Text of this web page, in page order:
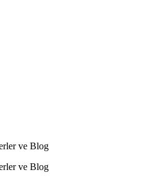
ve Blog
ve Blog